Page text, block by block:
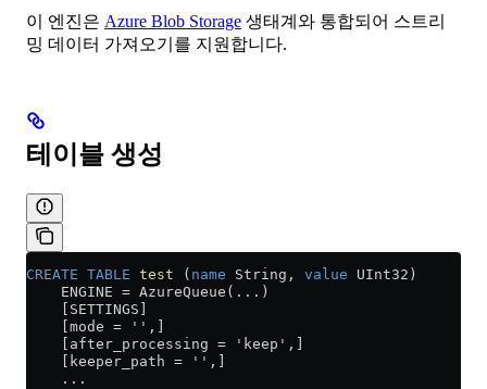
이 엔진은 Azure Blob Storage 생태계와 통합되어 스트리
밍 데이터 가져오기를 지원합니다.
테이블 생성
CREATE TABLE test ( name String, value UInt32)
    ENGINE
= AzureQueue(...)
    [SETTINGS]
    [mode = '',]
    [after_processing = 'keep',]
    [keeper_path = '',]
    ...